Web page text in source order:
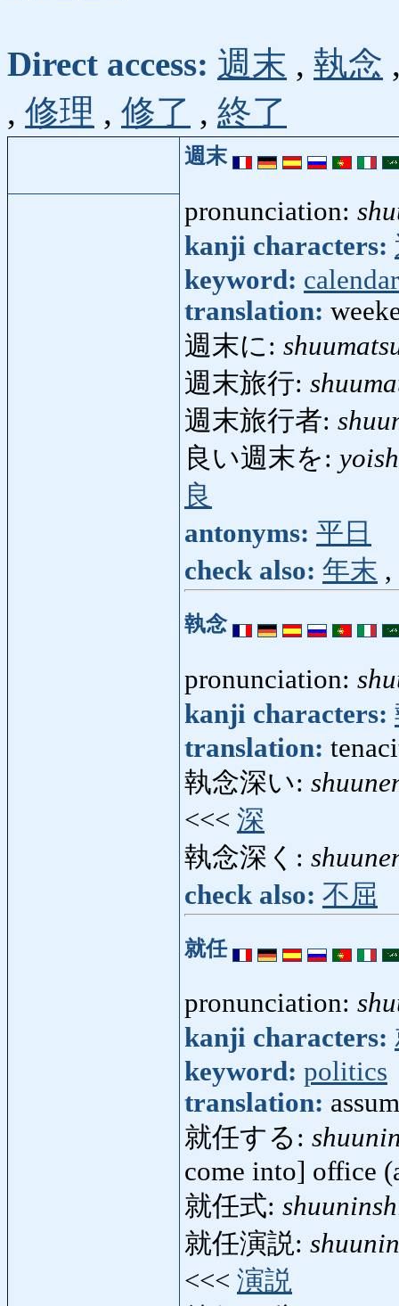
Direct access: 週末 , 執念
, 修理 , 修了 , 終了
週末
pronunciation:
kanji characters:
keyword: calendar
translation:
週末に:
週末旅行:
週末旅行者:
良い週末を:
良
antonyms: 平日
check also: 年末 ,
執念
pronunciation:
kanji characters:
translation:
執念深い:
<<< 深
執念深く:
check also: 不屈
就任
pronunciation:
kanji characters:
keyword: politics
translation:
就任する:
come into] office
就任式:
就任演説:
<<< 演説